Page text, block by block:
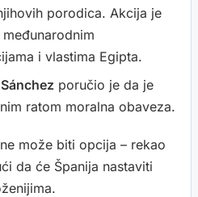
porodica. Akcija je
i vlastima Egipta.
poručio je da je
ratom moralna obaveza.
može biti opcija – rekao
da će Španija nastaviti